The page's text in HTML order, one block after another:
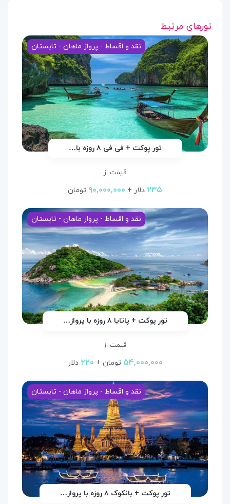
تورهای مرتبط
نقد و اقساط - پرواز ماهان - تابستان
تور پوکت + فی فی ۸ روزه با…
قیمت از
۲۳۵ دلار + ۹۰,۰۰۰,۰۰۰ تومان
نقد و اقساط - پرواز ماهان - تابستان
تور پوکت + پاتایا ۸ روزه با پرواز…
قیمت از
۵۴,۰۰۰,۰۰۰ تومان + ۲۲۰ دلار
نقد و اقساط - پرواز ماهان - تابستان
تور پوکت + بانکوک ۸ روزه با پرواز…